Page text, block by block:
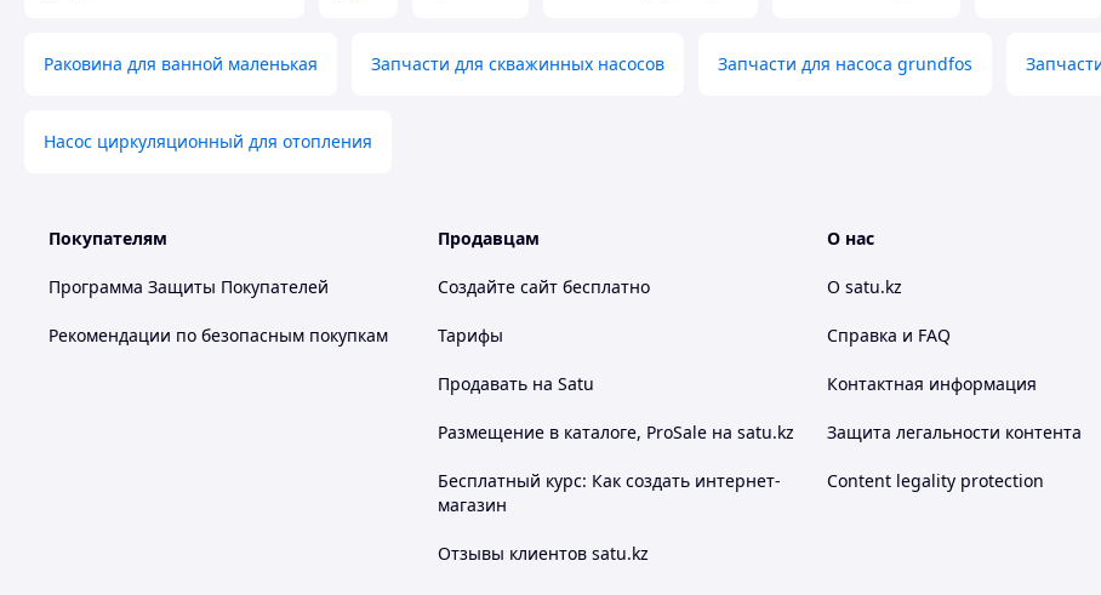
Раковина для ванной маленькая Запчасти для скважинных насосов Запчасти для насоса grundfos
Насос циркуляционный для отопления
Покупателям
Программа Защиты Покупателей
Рекомендации по безопасным покупкам
Продавцам
Создайте сайт бесплатно
Тарифы
Продавать на Satu
Размещение в каталоге, ProSale на satu.kz
Бесплатный курс: Как создать интернет-
магазин
Отзывы клиентов satu.kz
О нас
О satu.kz
Справка и FAQ
Контактная информация
Защита легальности контента
Content legality protection